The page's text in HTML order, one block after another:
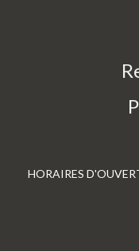
HORAIRES